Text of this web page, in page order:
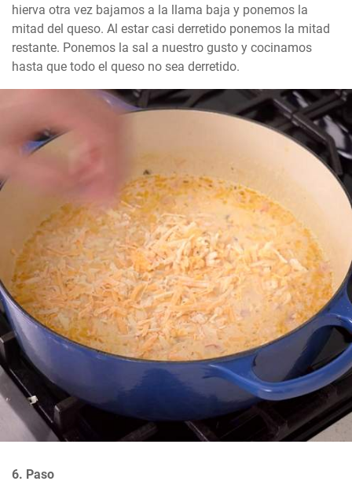
hierva otra vez bajamos a la llama baja y ponemos la
mitad del queso. Al estar casi derretido ponemos la mitad
restante. Ponemos la sal a nuestro gusto y cocinamos
hasta que todo el queso no sea derretido.
6. Paso